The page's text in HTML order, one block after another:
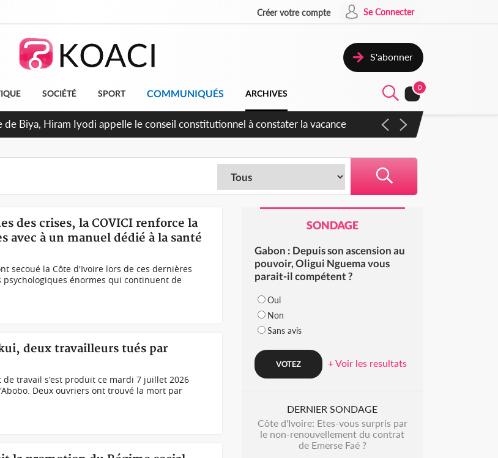
Créer votre compte Se Connecter
S'abonner
SOCIÉTÉ SPORT COMMUNIQUÉS ARCHIVES
0
au PDCI-RDA, Lessiehi bannit les mouvements sauvages
des crises, la COVICI renforce la
avec à un manuel dédié à la santé
secoué la Côte d'Ivoire lors de ces dernières
énormes qui continuent de
deux travailleurs tués par
de travail s'est produit ce mardi 7 juillet 2026
Deux ouvriers ont trouvé la mort par
SONDAGE
Gabon : Depuis son ascension au
pouvoir, Oligui Nguema vous
parait-il compétent ?
Oui
Non
Sans avis
+ Voir les resultats
DERNIER SONDAGE
Côte d'Ivoire: Etes-vous surpris par
le non-renouvellement du contrat
de Emerse Faé ?